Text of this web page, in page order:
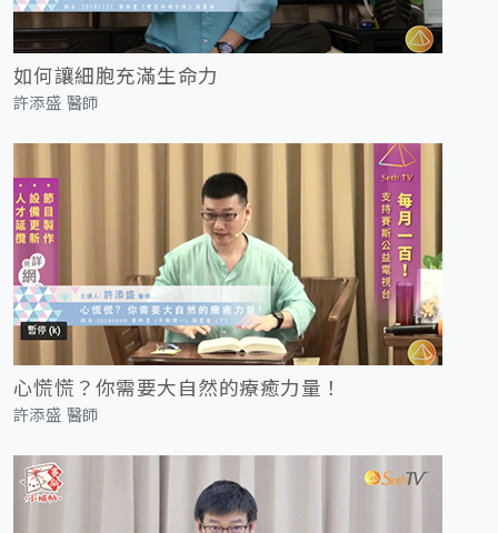
如何讓細胞充滿生命力
許添盛 醫師
心慌慌？你需要大自然的療癒力量！
許添盛 醫師